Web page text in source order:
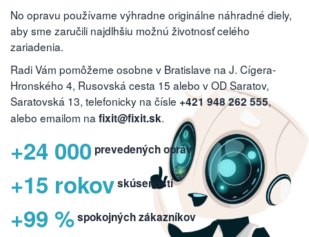
No opravu používame výhradne originálne náhradné diely,
aby sme zaručili najdlhšiu možnú životnosť celého
zariadenia.
Radi Vám pomôžeme osobne v Bratislave na J. Cígera-
Hronského 4, Rusovská cesta 15 alebo v OD Saratov,
Saratovská 13, telefonicky na čísle +421 948 262 555,
alebo emailom na fixit@fixit.sk.
+24 000 prevedených opráv
+15 rokovskúseností
+99 %spokojných zákazníkov